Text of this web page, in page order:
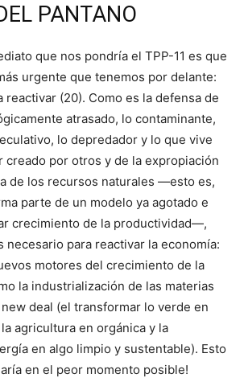
PANTANO
que nos pondría el TPP-11 es que
urgente que tenemos por delante:
reactivar (20). Como es la defensa de
atrasado, lo contaminante,
lo depredador y lo que vive
creado por otros y de la expropiación
de los recursos naturales ―esto es,
parte de un modelo ya agotado e
crecimiento de la productividad―,
necesario para reactivar la economía:
motores del crecimiento de la
la industrialización de las materias
deal (el transformar lo verde en
agricultura en orgánica y la
en algo limpio y sustentable). Esto
en el peor momento posible!